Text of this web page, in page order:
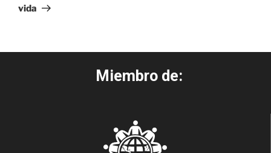
vida
Miembro de: